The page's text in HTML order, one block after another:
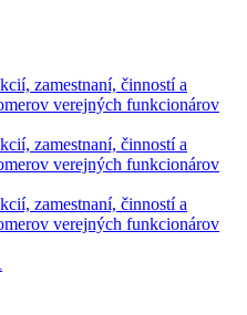
zamestnaní, činností a
verejných funkcionárov
zamestnaní, činností a
verejných funkcionárov
zamestnaní, činností a
verejných funkcionárov